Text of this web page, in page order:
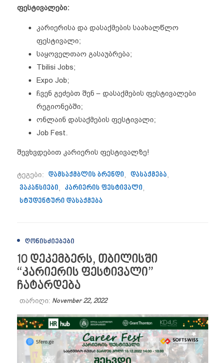
ფესტივალები:
კარიერისა და დასაქმების საახალწლო
ფესტივალი;
საყოველთაო გასაუბრება;
Tbilisi Jobs;
Expo Job;
ჩვენ გეძებთ შენ – დასაქმების ფესტივალები
რეგიონებში;
ონლაინ დასაქმების ფესტივალი;
Job Fest.
შევხვდებით კარიერის ფესტივალზე!
ტეგები: დამსაქმბლის ბრენდი, დასაქმება,
ვაკანსიები, კარიერის ფესტივალი,
სტუდენტური დასაქმება
ᲦᲝᲜᲘᲡᲫᲘᲔᲑᲔᲑᲘ
10 დეკემბერს, თბილისში
“კარიერის ფესტივალი”
ჩატარდება
თარიღი: November 22, 2022